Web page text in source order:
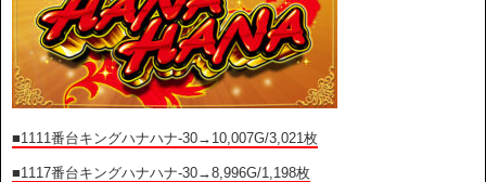
■1111番台キングハナハナ-30→10,007G/3,021枚
■1117番台キングハナハナ-30→8,996G/1,198枚